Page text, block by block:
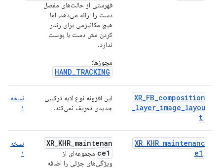
فهرستی از حالت‌های مفصل
دست را ارائه می‌دهد، اما
هیچ مکانیزمی برای رندر
کردن مش دست با پوست
ندارد.
مجوزها:
HAND_TRACKING
XR_FB_composition
_layer_image_layou
t
این افزونه نوع لایه ترکیبی
جدیدی تعریف نمی‌کند.
نسخه
۱
XR_KHR_maintenanc
e1
XR_KHR_maintenan
ce1 مجموعه‌ای از
ویژگی‌های جزئی را اضافه
نسخه
۱